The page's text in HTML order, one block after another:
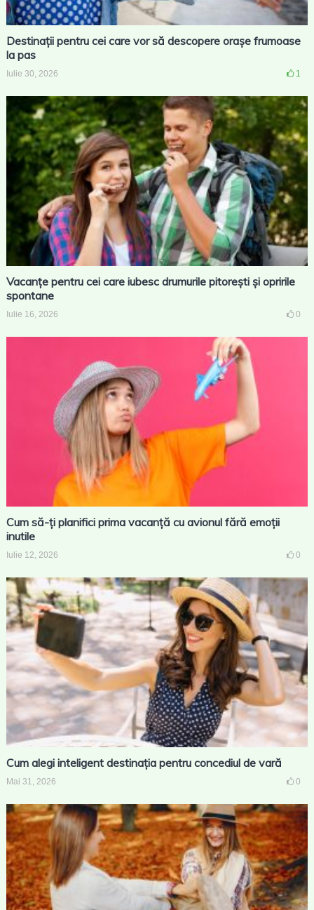
Destinații pentru cei care vor să descopere orașe frumoase
la pas
Iulie 30, 2026 1
Vacanțe pentru cei care iubesc drumurile pitorești și opririle
spontane
Iulie 16, 2026 0
Cum să-ți planifici prima vacanță cu avionul fără emoții
inutile
Iulie 12, 2026 0
Cum alegi inteligent destinația pentru concediul de vară
Mai 31, 2026 0